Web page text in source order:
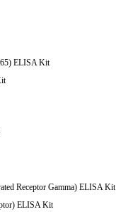
ELISA Kit
Receptor Gamma) ELISA Kit
ELISA Kit